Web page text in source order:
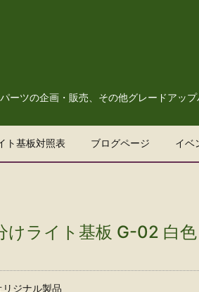
ーツの企画・販売、その他グレードアッ
ト基板対照表 ブログページ イベ
けライト基板 G-02 白
ジナル製品